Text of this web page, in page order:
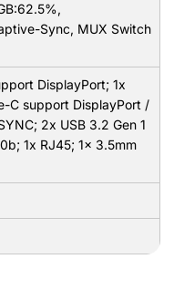
Sync, MUX Switch
DisplayPort; 1x
C support DisplayPort /
2x USB 3.2 Gen 1
1x RJ45; 1x 3.5mm